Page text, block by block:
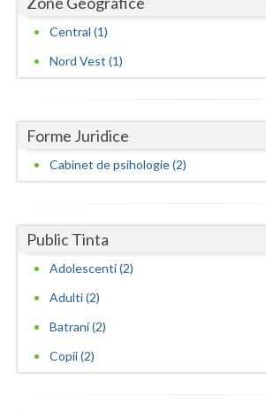
Suceava
Teleorman
Tulcea
Valcea
Vaslui
Vrancea
Central (1)
Nord Vest (1)
Forme Juridice
Cabinet de psihologie (2)
Public Tinta
Adolescenti (2)
Adulti (2)
Batrani (2)
Copii (2)